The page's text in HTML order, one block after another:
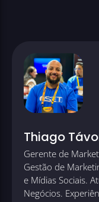
Thiago
Gerente de
Gestão de
e Mídias Sociais.
Negócios.